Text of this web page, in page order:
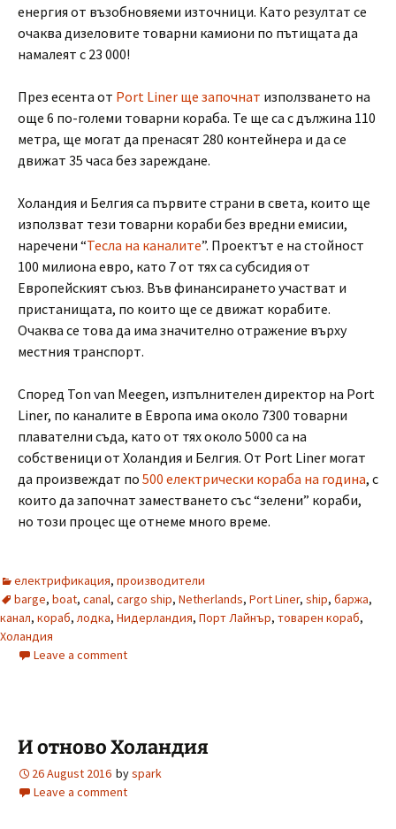
енергия от възобновяеми източници. Като резултат се
очаква дизеловите товарни камиони по пътищата да
намалеят с 23 000!
През есента от Port Liner ще започнат използването на
още 6 по-големи товарни кораба. Те ще са с дължина 110
метра, ще могат да пренасят 280 контейнера и да се
движат 35 часа без зареждане.
Холандия и Белгия са първите страни в света, които ще
използват тези товарни кораби без вредни емисии,
наречени “Тесла на каналите”. Проектът е на стойност
100 милиона евро, като 7 от тях са субсидия от
Европейският съюз. Във финансирането участват и
пристанищата, по които ще се движат корабите.
Очаква се това да има значително отражение върху
местния транспорт.
Според Ton van Meegen, изпълнителен директор на Port
Liner, по каналите в Европа има около 7300 товарни
плавателни съда, като от тях около 5000 са на
собственици от Холандия и Белгия. От Port Liner могат
да произвеждат по 500 електрически кораба на година, с
които да започнат заместването със “зелени” кораби,
но този процес ще отнеме много време.
електрификация, производители
barge, boat, canal, cargo ship, Netherlands, Port Liner, ship, баржа,
канал, кораб, лодка, Нидерландия, Порт Лайнър, товарен кораб,
Холандия
Leave a comment
И отново Холандия
26 August 2016 byspark
Leave a comment